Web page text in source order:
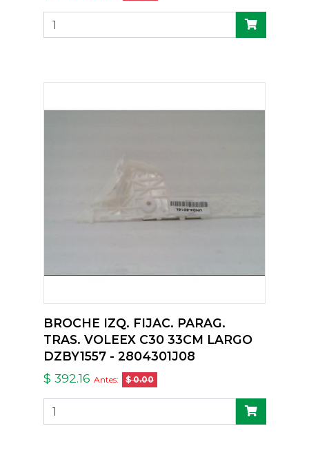
BROCHE IZQ. FIJAC. PARAG.
TRAS. VOLEEX C30 33CM LARGO
DZBY1557 - 2804301J08
$ 392.16 Antes: $ 0.00